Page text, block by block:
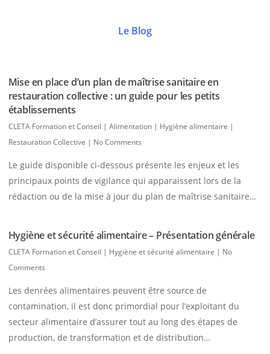
Le Blog
Mise en place d’un plan de maîtrise sanitaire en
restauration collective : un guide pour les petits
établissements
CLETA Formation et Conseil | Alimentation | Hygiène alimentaire |
Restauration Collective | No Comments
Le guide disponible ci-dessous présente les enjeux et les
principaux points de vigilance qui apparaissent lors de la
rédaction ou de la mise à jour du plan de maîtrise sanitaire…
Hygiène et sécurité alimentaire – Présentation générale
CLETA Formation et Conseil | Hygiène et sécurité alimentaire | No
Comments
Les denrées alimentaires peuvent être source de
contamination, il est donc primordial pour l’exploitant du
secteur alimentaire d’assurer tout au long des étapes de
production, de transformation et de distribution…